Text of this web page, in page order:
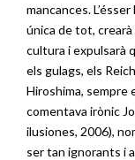
mancances.
única de tot, crearà
cultura i expulsarà
els gulags, els
Hiroshima, sempre
comentava irònic
ilusiones, 2006),
ser tan ignorants i